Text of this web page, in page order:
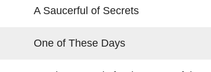
A Saucerful of Secrets
One of These Days